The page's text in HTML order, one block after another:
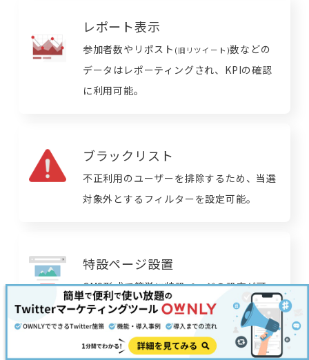
レポート表示
参加者数やリポスト (旧リツイート)数などの
データはレポーティングされ、KPIの確認
に利用可能。
ブラックリスト
不正利用のユーザーを排除するため、当選
対象外とするフィルターを設定可能。
特設ページ設置
CMS形式で簡単に特設ページの設定が可
能。